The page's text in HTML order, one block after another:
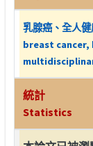
乳腺癌、全人
breast
統計
Statistics